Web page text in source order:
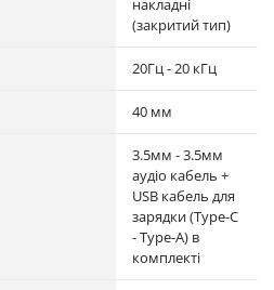
накладні
(закритий тип)
20Гц - 20 кГц
40 мм
3.5мм - 3.5мм
аудіо кабель +
USB кабель для
зарядки (Type-C
- Type-A) в
комплекті